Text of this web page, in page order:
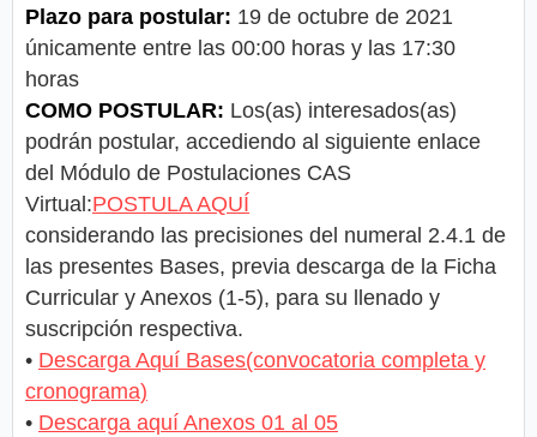
Plazo para postular: 19 de octubre de 2021
únicamente entre las 00:00 horas y las 17:30
horas
COMO POSTULAR: Los(as) interesados(as)
podrán postular, accediendo al siguiente enlace
del Módulo de Postulaciones CAS
Virtual:POSTULA AQUÍ
considerando las precisiones del numeral 2.4.1 de
las presentes Bases, previa descarga de la Ficha
Curricular y Anexos (1-5), para su llenado y
suscripción respectiva.
• Descarga Aquí Bases(convocatoria completa y
cronograma)
• Descarga aquí Anexos 01 al 05